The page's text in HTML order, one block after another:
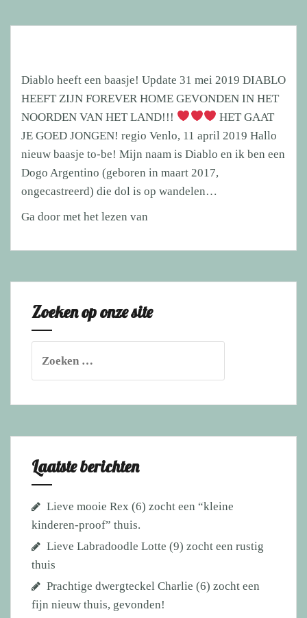
Diablo heeft een baasje! Update 31 mei 2019 DIABLO
HEEFT ZIJN FOREVER HOME GEVONDEN IN HET
NOORDEN VAN HET LAND!!!
HET GAAT
JE GOED JONGEN! regio Venlo, 11 april 2019 Hallo
nieuw baasje to-be! Mijn naam is Diablo en ik ben een
Dogo Argentino (geboren in maart 2017,
ongecastreerd) die dol is op wandelen…
Ga door met het lezen van
een
Zoeken op onze site
naar:
Laatste berichten
Lieve mooie Rex (6) zocht een “kleine
kinderen-proof” thuis.
Lieve Labradoodle Lotte (9) zocht een rustig
thuis
Prachtige dwergteckel Charlie (6) zocht een
fijn nieuw thuis, gevonden!